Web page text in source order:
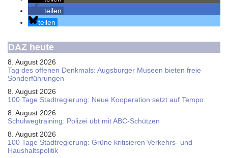
teilen
teilen
DAZ heute
8. August 2026
Tag des offenen Denkmals: Augsburger Museen bieten freie
Sonderführungen
8. August 2026
100 Tage Stadtregierung: Neue Kooperation setzt auf Tempo
8. August 2026
Schul­weg­trai­ning: Poli­zei übt mit ABC-Schüt­zen
8. August 2026
100 Tage Stadtregierung: Grüne kritisieren Verkehrs- und
Haushaltspolitik